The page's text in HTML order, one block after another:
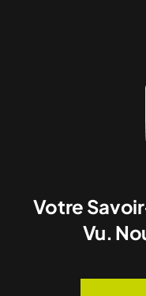
Votre
Vu.